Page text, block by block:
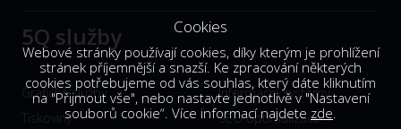
5Q služby
Grafické služby
Tiskoviny
Informační systémy
SEO optimalizace
Cookies
Webové stránky používají cookies, díky kterým je prohlížení
stránek příjemnější a snazší. Ke zpracování některých
cookies potřebujeme od vás souhlas, který dáte kliknutím
na "Přijmout vše", nebo nastavte jednotlivě v "Nastavení
souborů cookie“. Více informací najdetezde.